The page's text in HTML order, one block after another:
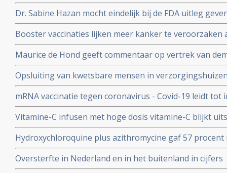
vaccinatie in vergelijking met andere jaren
Dr. Sabine Hazan mocht eindelijk bij de FDA uitleg
complementaire middelen en de samenstelling van de
Booster vaccinaties lijken meer kanker te veroorzaken
en waarschuwt voor gebruik van mRNA vaccins als
Maurice de Hond geeft commentaar op vertrek van
Kuipers en verhoor van Fauci in Amerika en weerlegt
genadeloze analyse
Opsluiting van kwetsbare mensen in
de slechtst mogelijke resultaten
mRNA vaccinatie tegen coronavirus - Covid-19 leidt
natuurlijke infectie met Sars-Cov-2 leidt tot langdurige
Vitamine-C infusen met hoge dosis vitamine-C blijkt
besmet met het corona virus (COVID-19) en al met
Studie.
Hydroxychloroquine plus azithromycine gaf 57
coronavirus besmetting bij patienten opgenomen in
Belgische studie
Oversterfte in Nederland en in het buitenland in cijfers